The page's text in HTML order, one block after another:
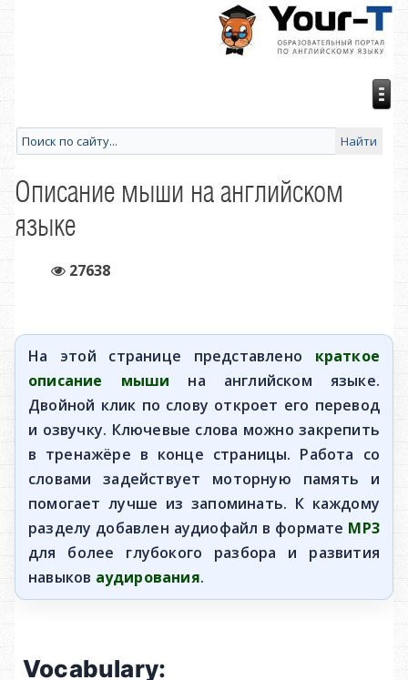
Описание мыши на английском
языке
27638
На этой странице представлено краткое
описание мыши на английском языке.
Двойной клик по слову откроет его перевод
и озвучку. Ключевые слова можно закрепить
в тренажёре в конце страницы. Работа со
словами задействует моторную память и
помогает лучше из запоминать. К каждому
разделу добавлен аудиофайл в формате MP3
для более глубокого разбора и развития
навыков аудирования.
Vocabulary: